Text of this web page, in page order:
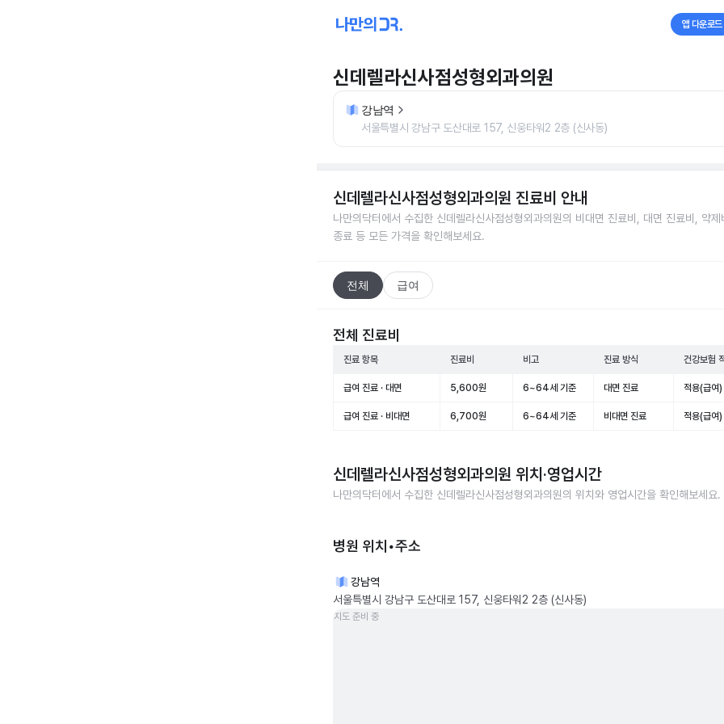
앱 다운로드
신데렐라신사점성형외과의원
강남역
서울특별시 강남구 도산대로 157, 신웅타워2 2층 (신사동)
신데렐라신사점성형외과의원 진료비 안내
나만의닥터에서 수집한 신데렐라신사점성형외과의원의 비대면 진료비, 대면 진료비, 약제
종료 등 모든 가격을 확인해보세요.
전체 급여
전체 진료비
진료 항목 진료비 비고 진료 방식 건강보험
급여 진료 · 대면 5,600원 6~64세 기준 대면 진료 적용(급여)
급여 진료 · 비대면 6,700원 6~64세 기준 비대면 진료 적용(급여)
신데렐라신사점성형외과의원 위치·영업시간
나만의닥터에서 수집한 신데렐라신사점성형외과의원의 위치와 영업시간을 확인해보세요.
병원 위치•주소
강남역
서울특별시 강남구 도산대로 157, 신웅타워2 2층 (신사동)
지도 준비 중